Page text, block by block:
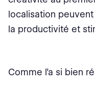
localisation
la productivité et
Comme l’a si bien